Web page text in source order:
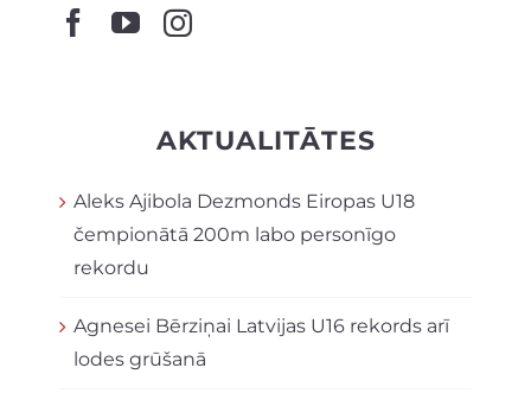
AKTUALITĀTES
Aleks Ajibola Dezmonds Eiropas U18
čempionātā 200m labo personīgo
rekordu
Agnesei Bērziņai Latvijas U16 rekords arī
lodes grūšanā